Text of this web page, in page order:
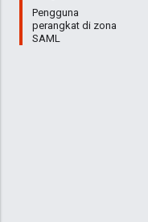
Pengguna
perangkat di zona
SAML